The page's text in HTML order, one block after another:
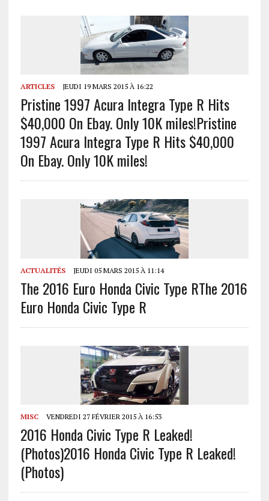
ARTICLES JEUDI 19 MARS 2015 À 16:22
Pristine 1997 Acura Integra Type R Hits
$40,000 On Ebay. Only 10K miles!Pristine
1997 Acura Integra Type R Hits $40,000
On Ebay. Only 10K miles!
ACTUALITÉS JEUDI 05 MARS 2015 À 11:14
The 2016 Euro Honda Civic Type RThe 2016
Euro Honda Civic Type R
MISC VENDREDI 27 FÉVRIER 2015 À 16:53
2016 Honda Civic Type R Leaked!
(Photos)2016 Honda Civic Type R Leaked!
(Photos)